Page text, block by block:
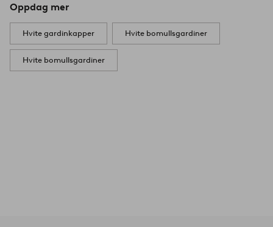
Oppdag mer
Hvite gardinkapper Hvite bomullsgardiner
Hvite bomullsgardiner